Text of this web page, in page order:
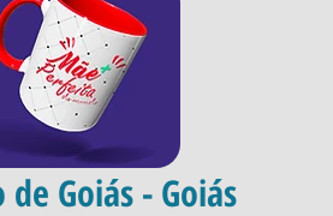
Goiás - Goiás